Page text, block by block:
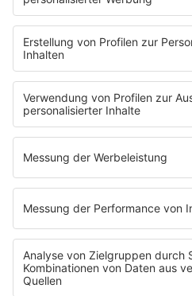
NotAufnahme
"Bewerbung und Karriere"
Aber bitte mit Schlager
Erdbeerkäse
Fitness mit M.A.R.K
Glück in Worten
Todesursache
Niemand muss ein Promi sein
PROGRAMM
Mit den Waffeln einer Frau
SERVICE
Empfang